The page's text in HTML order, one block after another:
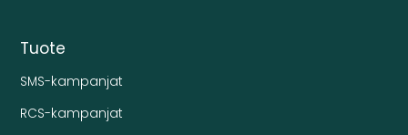
Tuote
SMS-kampanjat
RCS-kampanjat